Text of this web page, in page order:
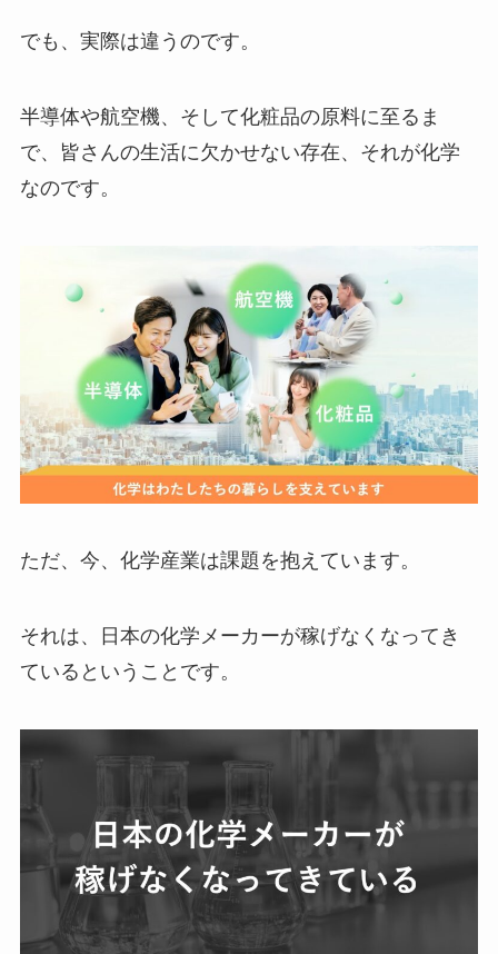
でも、実際は違うのです。
半導体や航空機、そして化粧品の原料に至るま
で、皆さんの生活に欠かせない存在、それが化学
なのです。
ただ、今、化学産業は課題を抱えています。
それは、日本の化学メーカーが稼げなくなってき
ているということです。